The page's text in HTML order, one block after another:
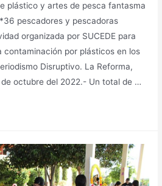
plástico y artes de pesca fantasma
pescadores y pescadoras
organizada por SUCEDE para
contaminación por plásticos en los
Disruptivo. La Reforma,
octubre del 2022.- Un total de …